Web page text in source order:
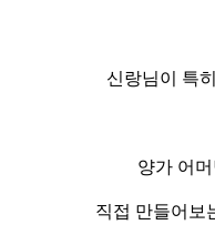
신랑님이 특
양가 어머
직접 만들어보